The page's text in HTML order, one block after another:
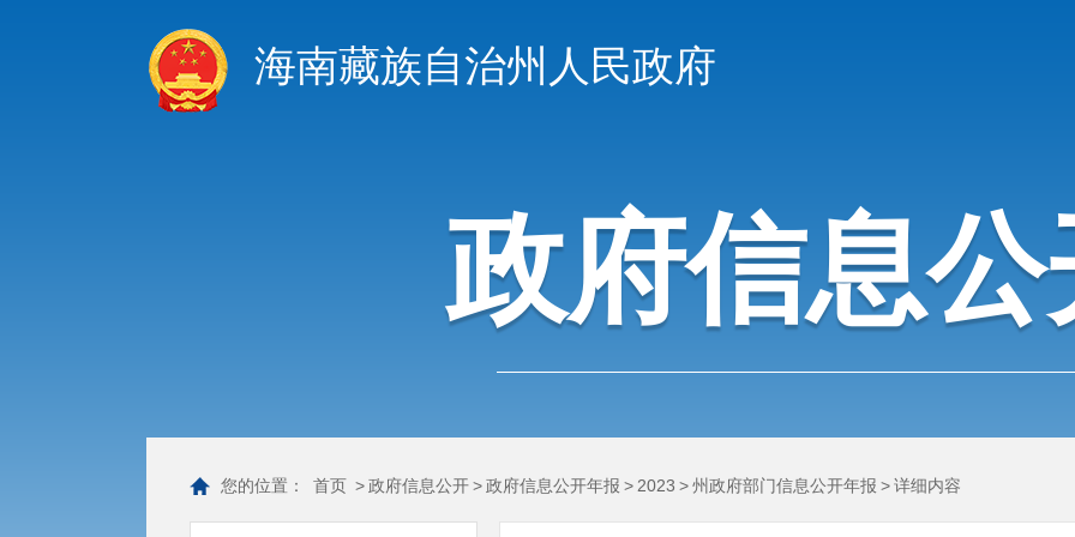
海南藏族自治州人民政府
政府信息公
您的位置： 首页 >政府信息公开>政府信息公开年报 > 2023 >州政府部门信息公开年报 >详细内容